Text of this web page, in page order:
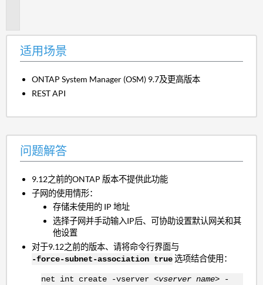
适用场景
ONTAP System Manager (OSM) 9.7及更高版本
REST API
问题解答
9.12之前的ONTAP 版本不提供此功能
子网的使用情形：
存储未使用的 IP 地址
选择子网并手动输入IP后、可协助设置默认网关和其
他设置
对于9.12之前的版本、请将命令行界面与
-force-subnet-association true选项结合使用：
net int create -vserver <vserver name>-